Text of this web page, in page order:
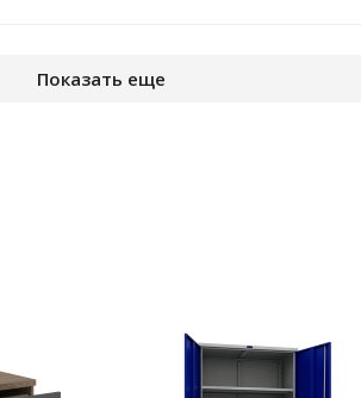
Показать еще